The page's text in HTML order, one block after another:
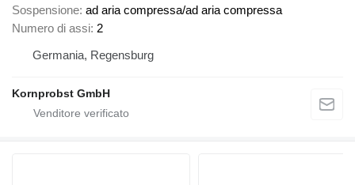
Sospensione ad aria compressa/ad aria compressa
Numero di assi 2
Germania, Regensburg
Kornprobst GmbH